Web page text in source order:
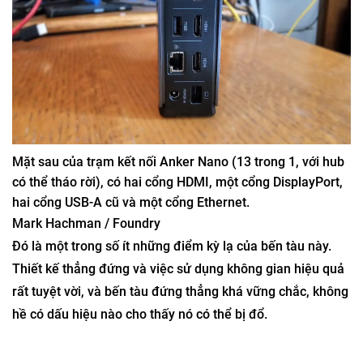
Mặt sau của trạm kết nối Anker Nano (13 trong 1, với hub
có thể tháo rời), có hai cổng HDMI, một cổng DisplayPort,
hai cổng USB-A cũ và một cổng Ethernet.
Mark Hachman / Foundry
Đó là một trong số ít những điểm kỳ lạ của bến tàu này.
Thiết kế thẳng đứng và việc sử dụng không gian hiệu quả
rất tuyệt vời, và bến tàu đứng thẳng khá vững chắc, không
hề có dấu hiệu nào cho thấy nó có thể bị đổ.